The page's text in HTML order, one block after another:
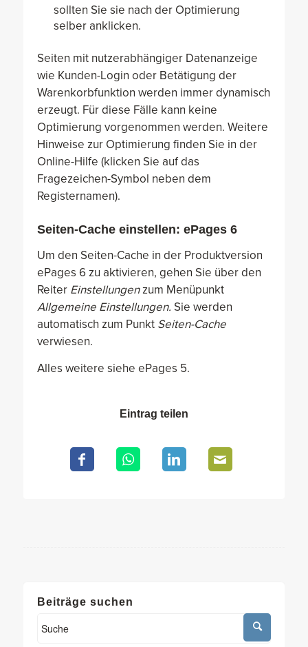
sollten Sie sie nach der Optimierung
selber anklicken.
Seiten mit nutzerabhängiger Datenanzeige
wie Kunden-Login oder Betätigung der
Warenkorbfunktion werden immer dynamisch
erzeugt. Für diese Fälle kann keine
Optimierung vorgenommen werden. Weitere
Hinweise zur Optimierung finden Sie in der
Online-Hilfe (klicken Sie auf das
Fragezeichen-Symbol neben dem
Registernamen).
Seiten-Cache einstellen: ePages 6
Um den Seiten-Cache in der Produktversion
ePages 6 zu aktivieren, gehen Sie über den
Reiter Einstellungenzum Menüpunkt
Allgemeine Einstellungen. Sie werden
automatisch zum Punkt Seiten-Cache
verwiesen.
Alles weitere siehe ePages 5.
Eintrag teilen
Beiträge suchen